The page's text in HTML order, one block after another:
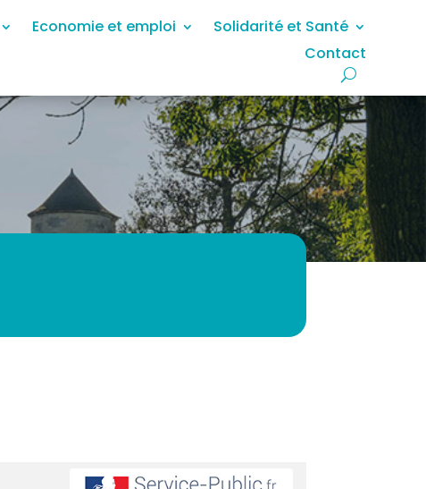
Economie et emploi
Solidarité et Santé
Contact